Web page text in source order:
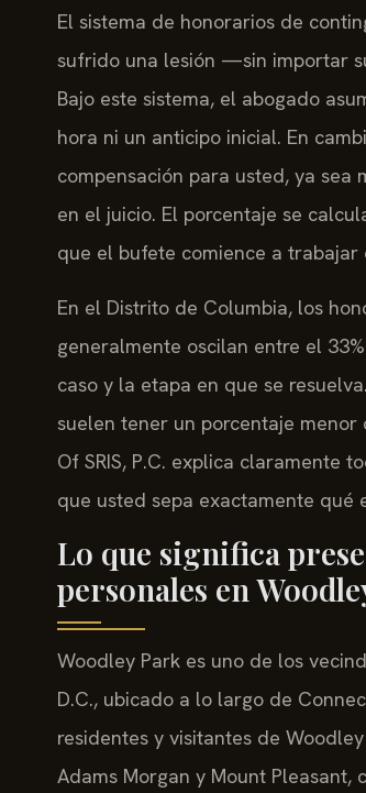
El sistema de honorarios de
sufrido una lesión —sin importar
Bajo este sistema, el abogado
hora ni un anticipo inicial. En
compensación para usted, ya
en el juicio. El porcentaje se
que el bufete comience a trabajar
En el Distrito de Columbia, los
generalmente oscilan entre el
caso y la etapa en que se
suelen tener un porcentaje
Of SRIS, P.C. explica claramente
que usted sepa exactamente qué
Lo que significa
personales en
Woodley Park es uno de los
D.C., ubicado a lo largo de
residentes y visitantes de
Adams Morgan y Mount Pleasant,